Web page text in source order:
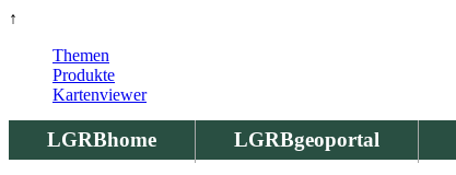
↑
LGRBhome LGRBgeoportal
Themen
Produkte
Kartenviewer